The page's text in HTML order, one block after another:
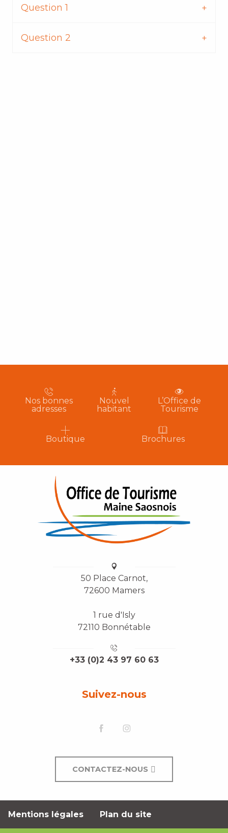
Question 1
Question 2
Nos bonnes
adresses
Nouvel
habitant
L’Office de
Tourisme
Boutique Brochures
50 Place Carnot,
72600 Mamers
1 rue d'Isly
72110 Bonnétable
+33 (0)2 43 97 60 63
Suivez-nous
CONTACTEZ-NOUS
Mentions légales Plan du site